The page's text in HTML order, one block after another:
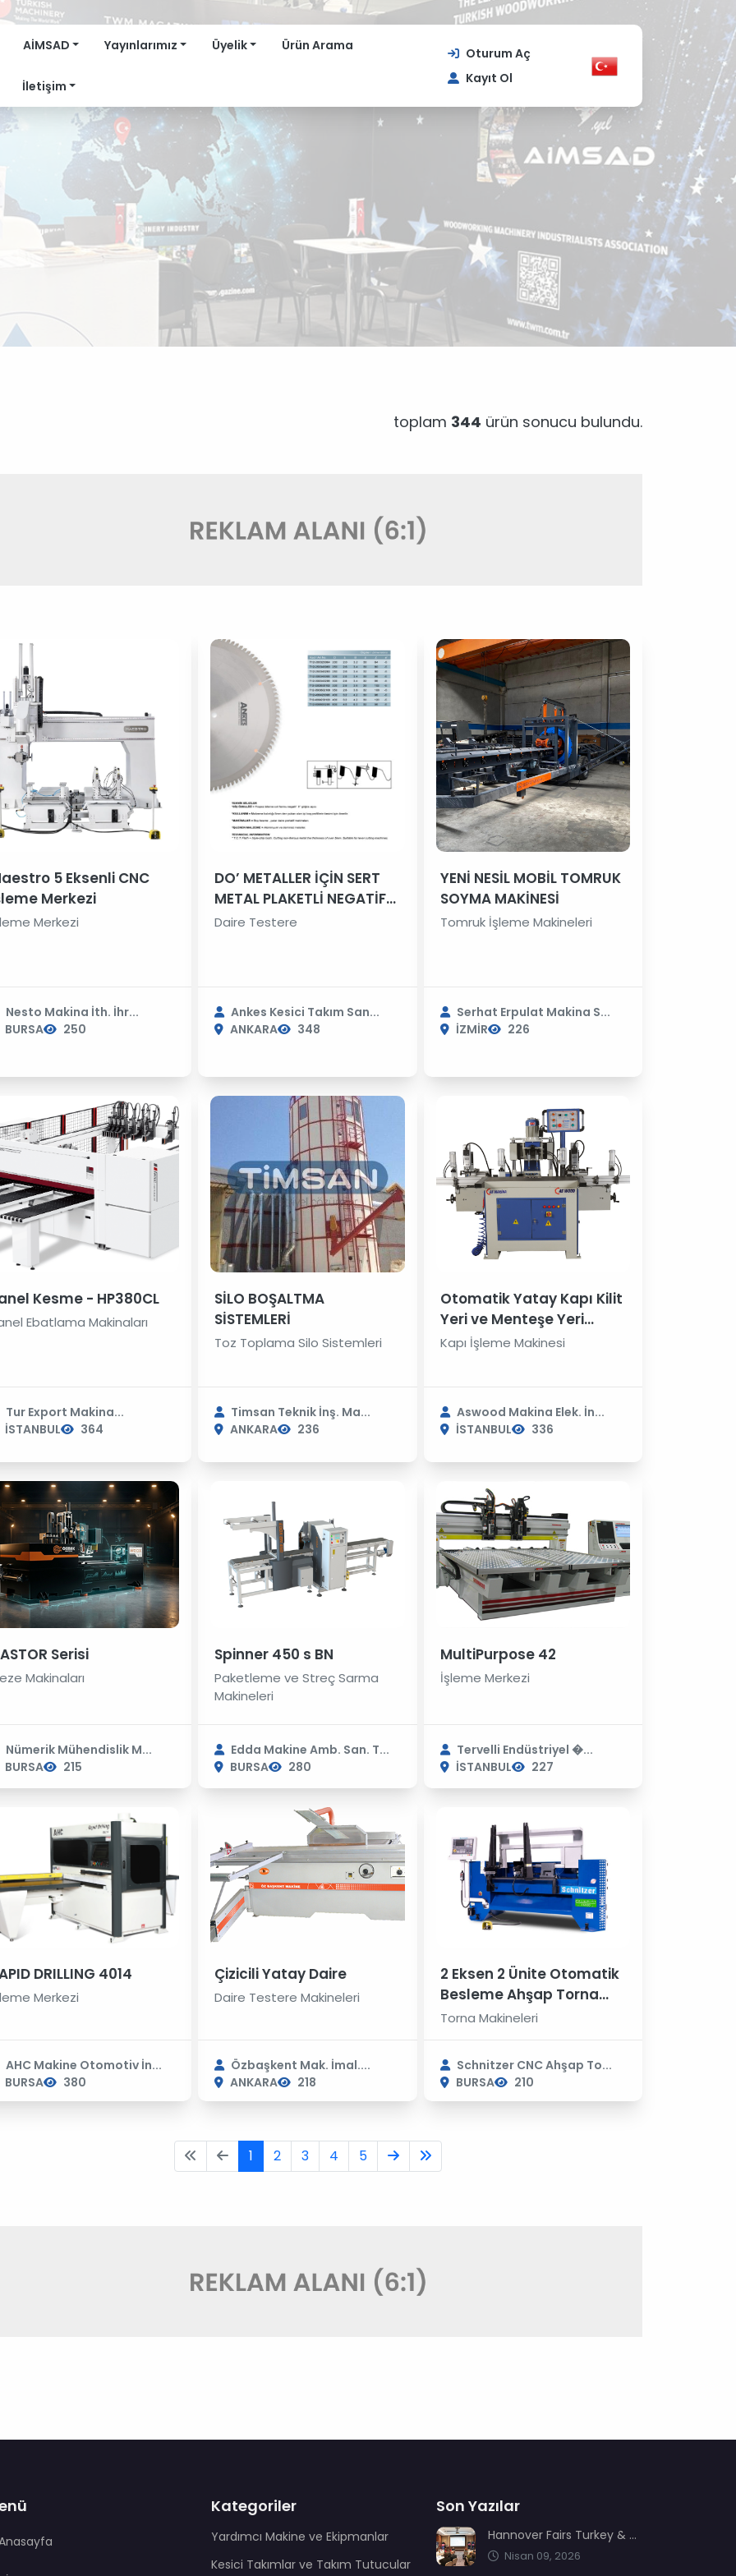
AİMSAD Yayınlarımız Üyelik Ürün Arama
İletişim
Oturum Aç
Kayıt Ol
toplam 344 ürün sonucu bulundu.
5 Eksenli CNC
Merkezi
Merkezi
Nesto Makina İth. İhr...
BURSA
250
DO’ METALLER İÇİN SERT
METAL PLAKETLİ NEGATİF
DİŞLİ DAİRE TESTERELERİ –
Daire Testere
Ankes Kesici Takım San...
ANKARA
348
YENİ NESİL MOBİL TOMRUK
SOYMA MAKİNESİ
Tomruk İşleme Makineleri
Serhat Erpulat Makina S...
İZMİR
226
Kesme - HP380CL
Ebatlama Makinaları
Tur Export Makina...
İSTANBUL
364
SİLO BOŞALTMA
SİSTEMLERİ
Toz Toplama Silo Sistemleri
Timsan Teknik İnş. Ma...
ANKARA
236
Otomatik Yatay Kapı Kilit
Yeri ve Menteşe Yeri
Açma Makinası
Kapı İşleme Makinesi
Aswood Makina Elek. İn...
İSTANBUL
336
Serisi
Makinaları
Nümerik Mühendislik M...
BURSA
215
Spinner 450 s BN
Paketleme ve Streç Sarma
Makineleri
Edda Makine Amb. San. T...
BURSA
280
MultiPurpose 42
İşleme Merkezi
Tervelli Endüstriyel �...
İSTANBUL
227
DRILLING 4014
Merkezi
AHC Makine Otomotiv İn...
BURSA
380
Çizicili Yatay Daire
Daire Testere Makineleri
Özbaşkent Mak. İmal....
ANKARA
218
2 Eksen 2 Ünite Otomatik
Besleme Ahşap Torna
Makinesi
Torna Makineleri
Schnitzer CNC Ahşap To...
BURSA
210
1 2 3 4 5
Kategoriler
Yardımcı Makine ve Ekipmanlar
Kesici Takımlar ve Takım Tutucular
Son Yazılar
Hannover Fairs Turkey & MENA sektör dernekleriyle bir araya geldi
Nisan 09, 2026